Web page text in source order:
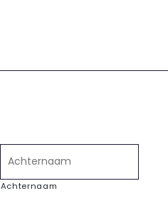
Achternaam